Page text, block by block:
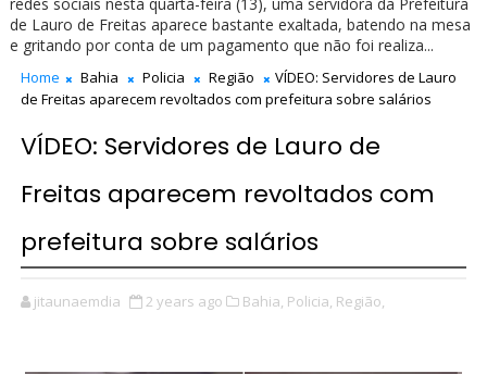
de Lauro de Freitas aparece bastante exaltada, batendo na mesa
e gritando por conta de um pagamento que não foi realiza...
Home Bahia Policia Região
VÍDEO: Servidores de Lauro
de Freitas aparecem revoltados com prefeitura sobre salários
VÍDEO: Servidores de Lauro de
Freitas aparecem revoltados com
prefeitura sobre salários
jitaunaemdia 2 years ago Bahia, Policia, Região,